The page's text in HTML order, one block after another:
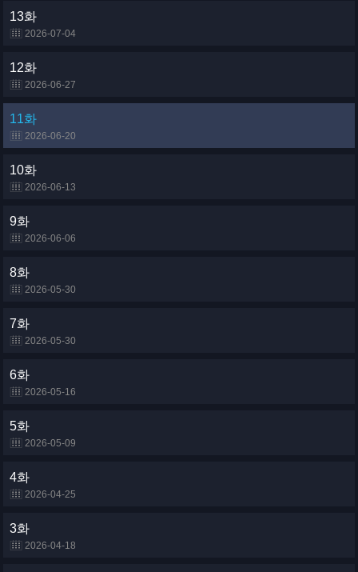
13화
2026-07-04
12화
2026-06-27
11화
2026-06-20
10화
2026-06-13
9화
2026-06-06
8화
2026-05-30
7화
2026-05-30
6화
2026-05-16
5화
2026-05-09
4화
2026-04-25
3화
2026-04-18